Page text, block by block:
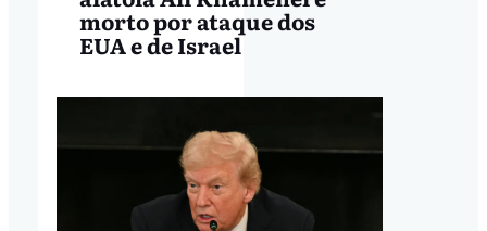
morto por ataque dos
EUA e de Israel